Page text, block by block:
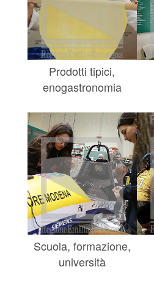
Prodotti tipici,
enogastronomia
Scuola, formazione,
università